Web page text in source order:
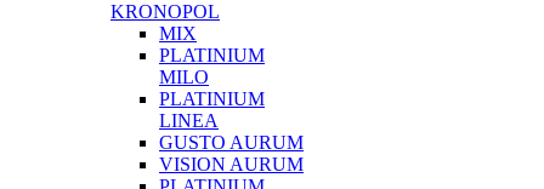
KRONOPOL
MIX
PLATINIUM
MILO
PLATINIUM
LINEA
GUSTO AURUM
VISION AURUM